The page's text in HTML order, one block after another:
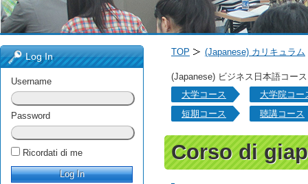
Log In
Username
Password
Ricordati di me
TOP (Japanese) カリキュラム
(Japanese) ビジネス日本語コース
大学コース
大学院コー
短期コース
聴講コース
Corso di